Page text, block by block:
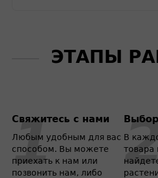
ЭТАПЫ
Свяжитесь с нами
Любым удобным для вас
способом. Вы можете
приехать к нам или
позвонить нам, либо
В
товара